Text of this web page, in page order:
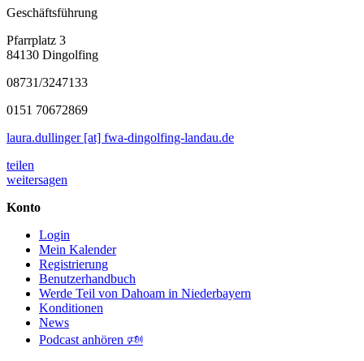
Geschäftsführung
Pfarrplatz 3
84130 Dingolfing
08731/3247133
0151 70672869
laura.dullinger [at] fwa-dingolfing-landau.de
teilen
weitersagen
Konto
Login
Mein Kalender
Registrierung
Benutzerhandbuch
Werde Teil von Dahoam in Niederbayern
Konditionen
News
Podcast anhören 🕬